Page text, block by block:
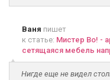
Ваня пишет
к статье: Мистер Во! -
сетящаяся мебель
Нигде еще не видел